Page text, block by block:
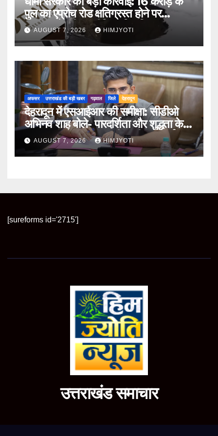
पुल का एप्रोच रोड क्षतिग्रस्त होने पर
PWD के तीन इंजीनियर निलंबित
AUGUST 7, 2026 HIMJYOTI
अफसर उत्तराखंड की बड़ी खबर गढ़वाल जिले देहरादून
देहरादून में एसआईआर की समीक्षा: सीडीओ
अभिनव शाह बोले- पारदर्शिता और शुद्धता के
साथ पूरा करें मतदाता सूची पुनरीक्षण कार्य
AUGUST 7, 2026 HIMJYOTI
[sureforms id='2715']
उत्तराखंड समाचार